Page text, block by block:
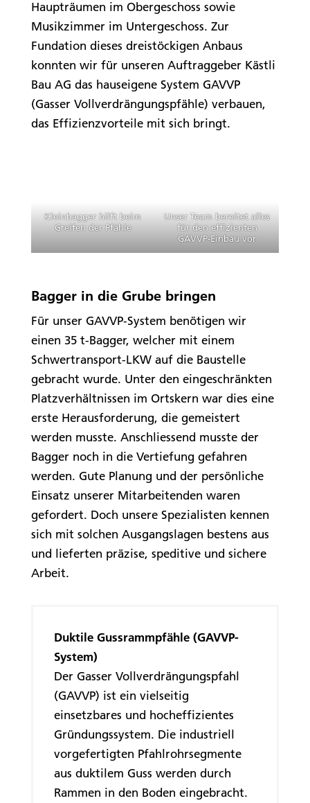
Haupträumen im Obergeschoss sowie
Musikzimmer im Untergeschoss. Zur
Fundation dieses dreistöckigen Anbaus
konnten wir für unseren Auftraggeber Kästli
Bau AG das hauseigene System GAVVP
(Gasser Vollverdrängungspfähle) verbauen,
das Effizienzvorteile mit sich bringt.
Kleinbagger hilft beim
Greifen der Pfähle
Unser Team bereitet alles
für den effizienten
GAVVP-Einbau vor
Bagger in die Grube bringen
Für unser GAVVP-System benötigen wir
einen 35 t-Bagger, welcher mit einem
Schwertransport-LKW auf die Baustelle
gebracht wurde. Unter den eingeschränkten
Platzverhältnissen im Ortskern war dies eine
erste Herausforderung, die gemeistert
werden musste. Anschliessend musste der
Bagger noch in die Vertiefung gefahren
werden. Gute Planung und der persönliche
Einsatz unserer Mitarbeitenden waren
gefordert. Doch unsere Spezialisten kennen
sich mit solchen Ausgangslagen bestens aus
und lieferten präzise, speditive und sichere
Arbeit.
Duktile Gussrammpfähle (GAVVP-
System)
Der Gasser Vollverdrängungspfahl
(GAVVP) ist ein vielseitig
einsetzbares und hocheffizientes
Gründungssystem. Die industriell
vorgefertigten Pfahlrohrsegmente
aus duktilem Guss werden durch
Rammen in den Boden eingebracht.